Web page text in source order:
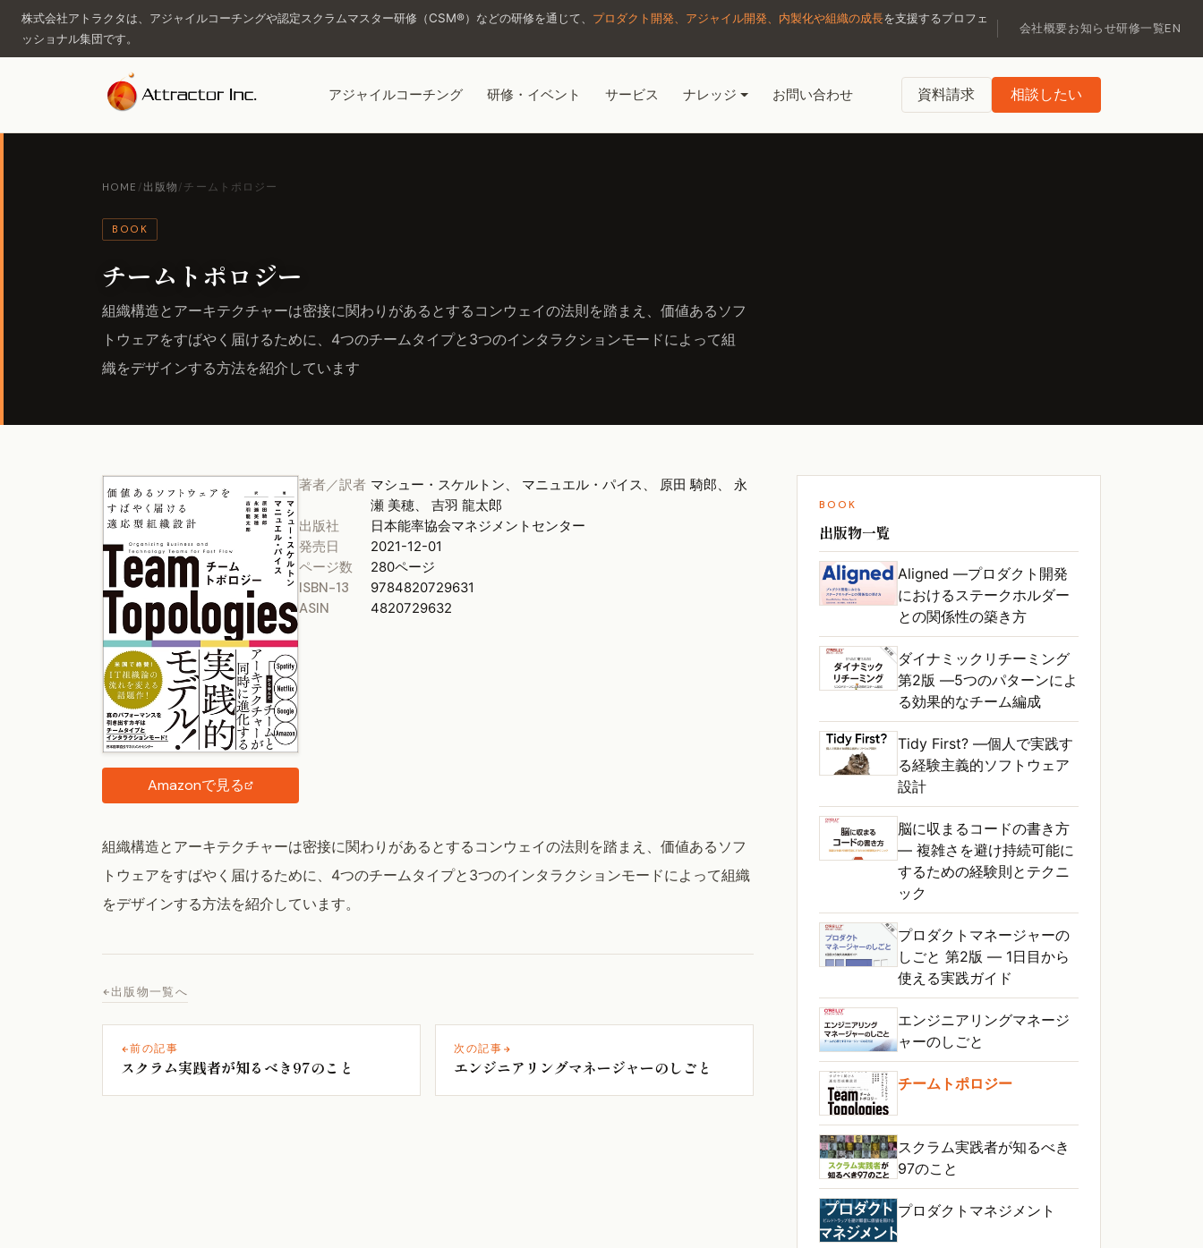
株式会社アトラクタは、アジャイルコーチングや認定スクラムマスター研修（CSM®）などの研修を通じて、 プロダクト開発、アジャイル開発、内製化や組織の成長を支援するプロフェ
ッショナル集団です。
会社概要お知らせ研修一覧EN
アジャイルコーチング 研修・イベント サービス ナレッジ お問い合わせ 資料請求 相談したい
HOME / 出版物 / チームトポロジー
BOOK
チームトポロジー
組織構造とアーキテクチャーは密接に関わりがあるとするコンウェイの法則を踏まえ、価値あるソフ
トウェアをすばやく届けるために、4つのチームタイプと3つのインタラクションモードによって組
織をデザインする方法を紹介しています
Amazonで見る
著者／訳者 マシュー・スケルトン、 マニュエル・パイス、 原田 騎郎、 永
瀬 美穂、 吉羽 龍太郎
出版社 日本能率協会マネジメントセンター
発売日 2021-12-01
ページ数 280ページ
ISBN-13 9784820729631
ASIN 4820729632
組織構造とアーキテクチャーは密接に関わりがあるとするコンウェイの法則を踏まえ、価値あるソフ
トウェアをすばやく届けるために、4つのチームタイプと3つのインタラクションモードによって組織
をデザインする方法を紹介しています。
出版物一覧へ
前の記事
スクラム実践者が知るべき97のこと
次の記事
エンジニアリングマネージャーのしごと
BOOK
出版物一覧
Aligned ―プロダクト開発
におけるステークホルダー
との関係性の築き方
ダイナミックリチーミング
第2版 ―5つのパターンによ
る効果的なチーム編成
Tidy First? ―個人で実践す
る経験主義的ソフトウェア
設計
脳に収まるコードの書き方
― 複雑さを避け持続可能に
するための経験則とテクニ
ック
プロダクトマネージャーの
しごと 第2版 ― 1日目から
使える実践ガイド
エンジニアリングマネージ
ャーのしごと
チームトポロジー
スクラム実践者が知るべき
97のこと
プロダクトマネジメント